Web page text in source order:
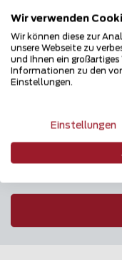
Wir verwenden
Wir können diese zur
unsere Webseite zu
und Ihnen ein
Informationen zu den
Einstellungen.
Einstellungen